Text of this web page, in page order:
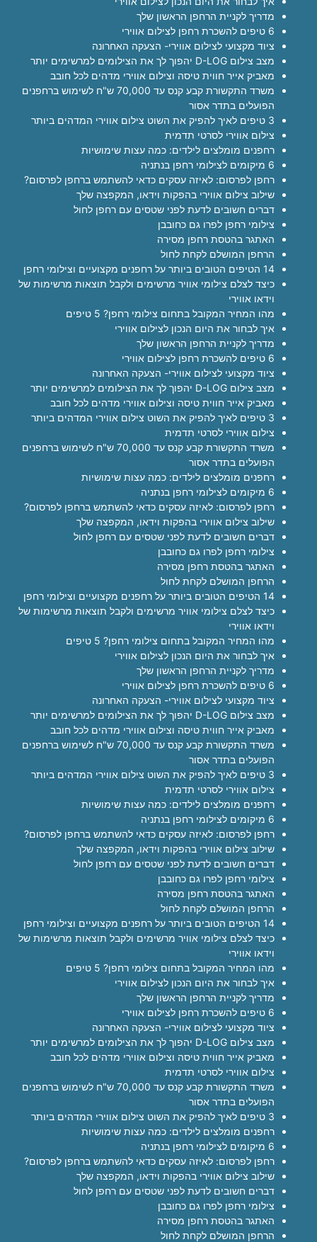
מדריך לקניית הרחפן הראשון שלך
6 טיפים להשכרת רחפן לצילום אווירי
ציוד מקצועי לצילום אווירי- הצעקה האחרונה
מצב צילום D-LOG יהפוך לך את הצילומים למרשימים יותר
מאביק אייר חווית טיסה וצילום אווירי מדהים לכל חובב
משרד התקשורת קבע קנס עד 70,000 ש"ח לשימוש ברחפנים
הפועלים בתדר אסור
3 טיפים לאיך להפיק את השוט צילום אווירי המדהים ביותר
צילום אווירי לסרטי תדמית
רחפנים מומלצים לילדים: כמה עצות שימושיות
6 מיקומים לצילומי רחפן בנתניה
רחפן לפרסום: לאיזה עסקים כדאי להשתמש ברחפן לפרסום?
שילוב צילום אווירי בהפקות וידאו, המקפצה שלך
דברים חשובים לדעת לפני שטסים עם רחפן לחול
צילומי רחפן לפרו גם כחובבן
האתגר בהטסת רחפן מסירה
הרחפן המושלם לקחת לחול
14 הטיפים הטובים ביותר על רחפנים מקצועיים וצילומי רחפן
כיצד לצלם צילומי אוויר מרשימים ולקבל תוצאות מרשימות של
וידאו אווירי
מהו המחיר המקובל בתחום צילומי רחפן? 5 טיפים
איך לבחור את היום הנכון לצילום אווירי
מדריך לקניית הרחפן הראשון שלך
6 טיפים להשכרת רחפן לצילום אווירי
ציוד מקצועי לצילום אווירי- הצעקה האחרונה
מצב צילום D-LOG יהפוך לך את הצילומים למרשימים יותר
מאביק אייר חווית טיסה וצילום אווירי מדהים לכל חובב
3 טיפים לאיך להפיק את השוט צילום אווירי המדהים ביותר
צילום אווירי לסרטי תדמית
משרד התקשורת קבע קנס עד 70,000 ש"ח לשימוש ברחפנים
הפועלים בתדר אסור
רחפנים מומלצים לילדים: כמה עצות שימושיות
6 מיקומים לצילומי רחפן בנתניה
רחפן לפרסום: לאיזה עסקים כדאי להשתמש ברחפן לפרסום?
שילוב צילום אווירי בהפקות וידאו, המקפצה שלך
דברים חשובים לדעת לפני שטסים עם רחפן לחול
צילומי רחפן לפרו גם כחובבן
האתגר בהטסת רחפן מסירה
הרחפן המושלם לקחת לחול
14 הטיפים הטובים ביותר על רחפנים מקצועיים וצילומי רחפן
כיצד לצלם צילומי אוויר מרשימים ולקבל תוצאות מרשימות של
וידאו אווירי
מהו המחיר המקובל בתחום צילומי רחפן? 5 טיפים
איך לבחור את היום הנכון לצילום אווירי
מדריך לקניית הרחפן הראשון שלך
6 טיפים להשכרת רחפן לצילום אווירי
ציוד מקצועי לצילום אווירי- הצעקה האחרונה
מצב צילום D-LOG יהפוך לך את הצילומים למרשימים יותר
מאביק אייר חווית טיסה וצילום אווירי מדהים לכל חובב
משרד התקשורת קבע קנס עד 70,000 ש"ח לשימוש ברחפנים
הפועלים בתדר אסור
3 טיפים לאיך להפיק את השוט צילום אווירי המדהים ביותר
צילום אווירי לסרטי תדמית
רחפנים מומלצים לילדים: כמה עצות שימושיות
6 מיקומים לצילומי רחפן בנתניה
רחפן לפרסום: לאיזה עסקים כדאי להשתמש ברחפן לפרסום?
שילוב צילום אווירי בהפקות וידאו, המקפצה שלך
דברים חשובים לדעת לפני שטסים עם רחפן לחול
צילומי רחפן לפרו גם כחובבן
האתגר בהטסת רחפן מסירה
הרחפן המושלם לקחת לחול
14 הטיפים הטובים ביותר על רחפנים מקצועיים וצילומי רחפן
כיצד לצלם צילומי אוויר מרשימים ולקבל תוצאות מרשימות של
וידאו אווירי
מהו המחיר המקובל בתחום צילומי רחפן? 5 טיפים
איך לבחור את היום הנכון לצילום אווירי
מדריך לקניית הרחפן הראשון שלך
6 טיפים להשכרת רחפן לצילום אווירי
ציוד מקצועי לצילום אווירי- הצעקה האחרונה
מצב צילום D-LOG יהפוך לך את הצילומים למרשימים יותר
מאביק אייר חווית טיסה וצילום אווירי מדהים לכל חובב
צילום אווירי לסרטי תדמית
משרד התקשורת קבע קנס עד 70,000 ש"ח לשימוש ברחפנים
הפועלים בתדר אסור
3 טיפים לאיך להפיק את השוט צילום אווירי המדהים ביותר
רחפנים מומלצים לילדים: כמה עצות שימושיות
6 מיקומים לצילומי רחפן בנתניה
רחפן לפרסום: לאיזה עסקים כדאי להשתמש ברחפן לפרסום?
שילוב צילום אווירי בהפקות וידאו, המקפצה שלך
דברים חשובים לדעת לפני שטסים עם רחפן לחול
צילומי רחפן לפרו גם כחובבן
האתגר בהטסת רחפן מסירה
הרחפן המושלם לקחת לחול